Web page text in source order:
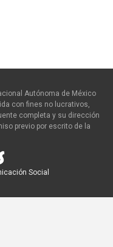
Autónoma de México
con fines no lucrativos,
completa y su dirección
previo por escrito de la
Social